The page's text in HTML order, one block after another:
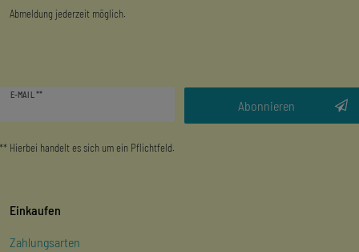
Abmeldung jederzeit möglich.
E-MAIL **
Abonnieren
** Hierbei handelt es sich um ein Pflichtfeld.
Einkaufen
Zahlungsarten